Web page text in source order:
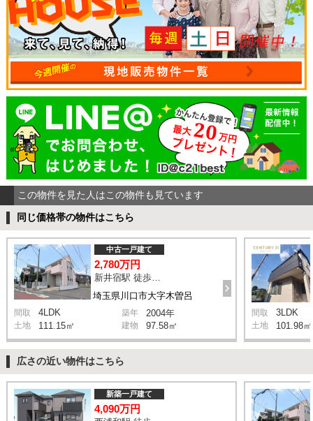
この物件を見た人はこの物件も見ています
同じ価格帯の物件はこちら
埼玉県川口市大字木曽呂
中古一戸建て
2,780万円
新井宿駅 徒歩29分
間取 4LDK 築年 2004年
土地 111.15㎡ 建物 97.58㎡
間取 3LDK
土地 101.98㎡
広さの近い物件はこちら
新築一戸建て
4,090万円